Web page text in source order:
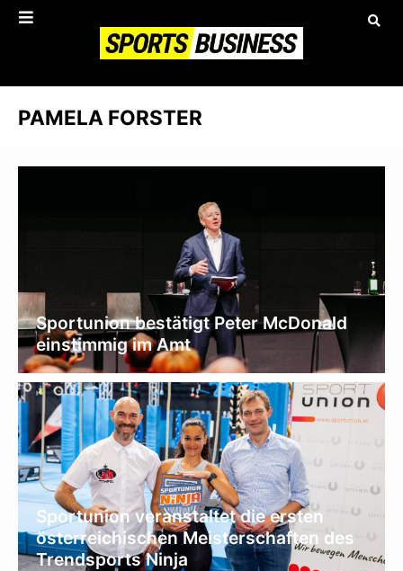
PAMELA FORSTER
Sportunion bestätigt Peter McDonald
einstimmig im Amt
Sportunion veranstaltet die ersten
österreichischen Meisterschaften des
Trendsports Ninja